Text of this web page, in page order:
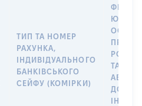
ТИП ТА НОМЕР
РАХУНКА,
ІНДИВІДУАЛЬНОГО
БАНКІВСЬКОГО
СЕЙФУ (КОМІРКИ)
ПРАВО
ТАКИМ
АБО
ДО